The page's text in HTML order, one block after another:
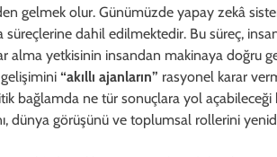
gelmek olur. Günümüzde yapay zekâ
dahil edilmektedir. Bu süreç,
alma yetkisinin insandan makinaya doğru
“akıllı ajanların” rasyonel karar
bağlamda ne tür sonuçlara yol açabileceği
dünya görüşünü ve toplumsal rollerini